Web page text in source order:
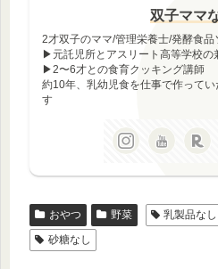
双子ママ
2才双子のママ/管理栄養士/発酵食品
▶︎元託児所とアスリート高等学校の
▶︎2〜6才との食育クッキング講師
約10年、乳幼児食を仕事で作って
す
おやつ 野菜 乳製品なし
砂糖なし